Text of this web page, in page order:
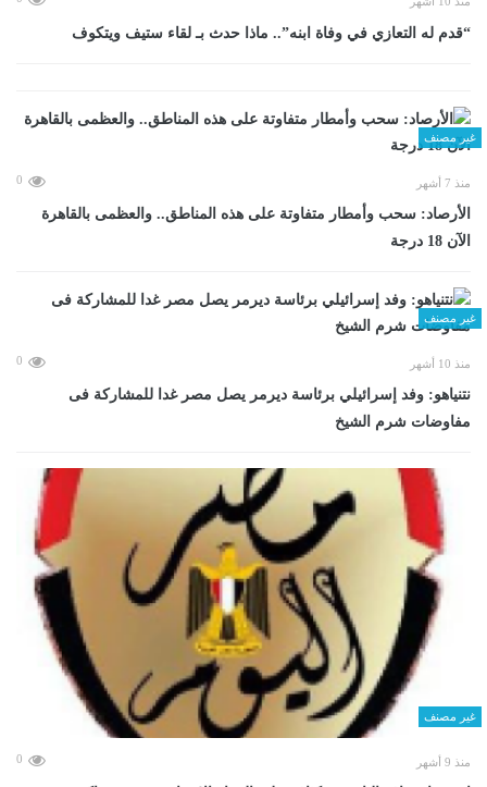
“قدم له التعازي في وفاة ابنه”.. ماذا حدث بـ لقاء ستيف ويتكوف
غير مصنف
منذ 7 أشهر 0
الأرصاد: سحب وأمطار متفاوتة على هذه المناطق.. والعظمى بالقاهرة
الآن 18 درجة
غير مصنف
منذ 10 أشهر 0
نتنياهو: وفد إسرائيلي برئاسة ديرمر يصل مصر غدا للمشاركة فى
مفاوضات شرم الشيخ
غير مصنف
منذ 9 أشهر 0